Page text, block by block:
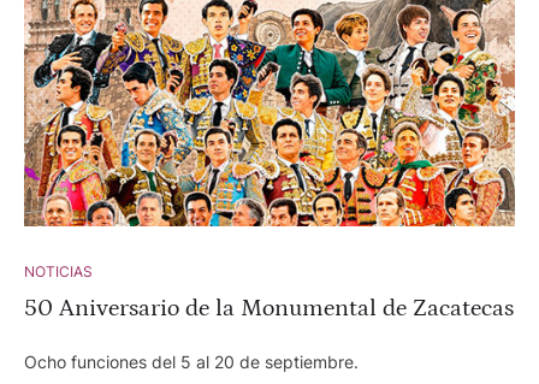
NOTICIAS
50 Aniversario de la Monumental de Zacatecas
Ocho funciones del 5 al 20 de septiembre.